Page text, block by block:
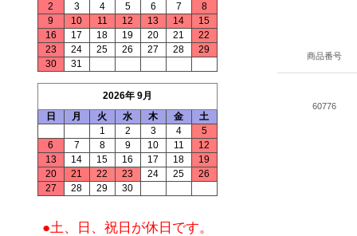
商品番号
60776
2
3 4 5 6 7
8
9
10 11 12 13 14
15
16
17 18 19 20 21
22
23
24 25 26 27 28
29
30
31
2026年 9月
日
月 火 水 木 金
土
1
2 3 4
5
6
7 8 9 10 11
12
13
14 15 16 17 18
19
20
21 22 23 24 25
26
27
28 29 30
●土、日、祝日が休日です。